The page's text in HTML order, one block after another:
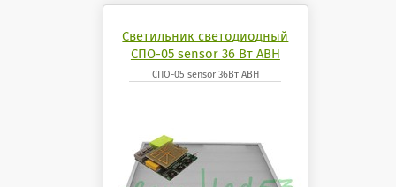
Светильник светодиодный
СПО-05 sensor 36 Вт АВН
СПО-05 sensor 36Вт АВН